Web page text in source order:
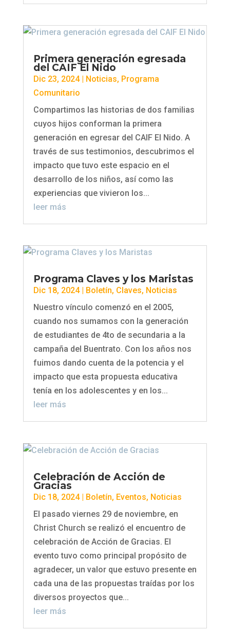
Primera generación egresada
del CAIF El Nido
Dic 23, 2024| Noticias, Programa
Comunitario
Compartimos las historias de dos familias
cuyos hijos conforman la primera
generación en egresar del CAIF El Nido. A
través de sus testimonios, descubrimos el
impacto que tuvo este espacio en el
desarrollo de los niños, así como las
experiencias que vivieron los...
leer más
Programa Claves y los Maristas
Dic 18, 2024| Boletín, Claves, Noticias
Nuestro vínculo comenzó en el 2005,
cuando nos sumamos con la generación
de estudiantes de 4to de secundaria a la
campaña del Buentrato. Con los años nos
fuimos dando cuenta de la potencia y el
impacto que esta propuesta educativa
tenía en los adolescentes y en los...
leer más
Celebración de Acción de
Gracias
Dic 18, 2024| Boletín, Eventos, Noticias
El pasado viernes 29 de noviembre, en
Christ Church se realizó el encuentro de
celebración de Acción de Gracias. El
evento tuvo como principal propósito de
agradecer, un valor que estuvo presente en
cada una de las propuestas traídas por los
diversos proyectos que...
leer más